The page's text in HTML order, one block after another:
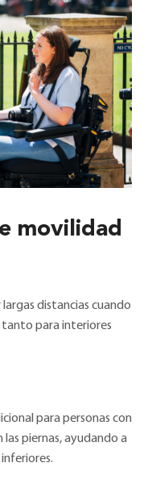
movilidad
distancias cuando
tanto para interiores
para personas con
piernas, ayudando a